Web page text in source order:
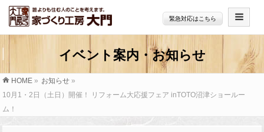
緊急対応はこちら
HOME » お知らせ »
10月1・2日（土日）開催！ リフォーム大応援フェア inTOTO沼津ショールー
ム！